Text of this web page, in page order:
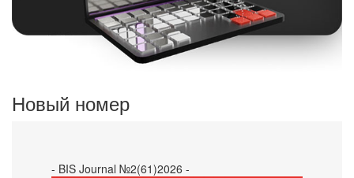
Новый номер
- BIS Journal №2(61)2026 -